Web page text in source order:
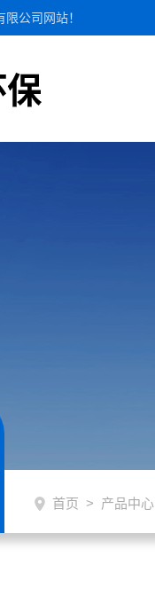
公司网站！
首页 > 产品中心